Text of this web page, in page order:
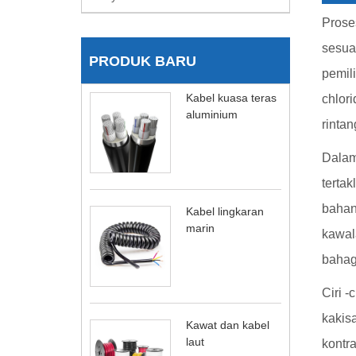
PRODUK BARU
Kabel kuasa teras
aluminium
Kabel lingkaran
marin
Kawat dan kabel
laut
Ciri -